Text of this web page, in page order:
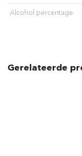
Alcohol percentage
Gerelateerde